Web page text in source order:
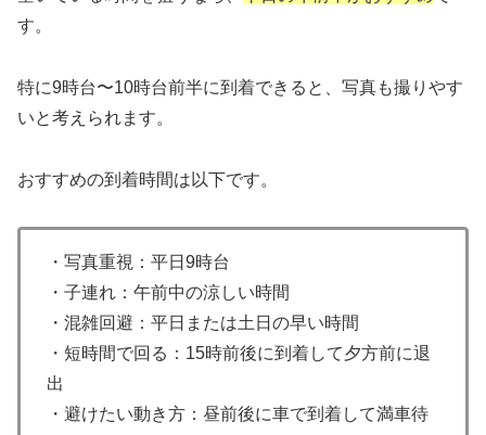
す。
特に9時台〜10時台前半に到着できると、写真も撮りやす
いと考えられます。
おすすめの到着時間は以下です。
・写真重視：平日9時台
・子連れ：午前中の涼しい時間
・混雑回避：平日または土日の早い時間
・短時間で回る：15時前後に到着して夕方前に退
出
・避けたい動き方：昼前後に車で到着して満車待